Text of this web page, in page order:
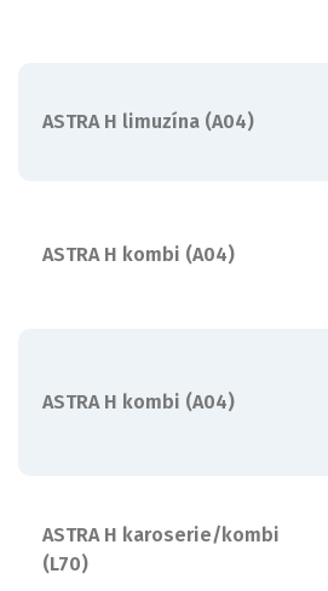
ASTRA H limuzína (A04)
ASTRA H kombi (A04)
ASTRA H kombi (A04)
ASTRA H karoserie/kombi
(L70)